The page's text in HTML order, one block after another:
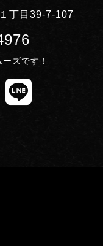
丁目39-7-107
ズです！